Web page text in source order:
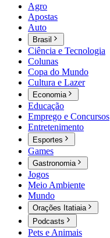
Agro
Apostas
Auto
Brasil
Ciência e Tecnologia
Colunas
Copa do Mundo
Cultura e Lazer
Economia
Educação
Emprego e Concursos
Entretenimento
Esportes
Games
Gastronomia
Jogos
Meio Ambiente
Mundo
Orações Itatiaia
Podcasts
Pets e Animais